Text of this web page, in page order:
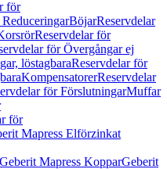
för
BöjarReservdelar
Reservdelar för
för Övergångar ej
löstagbaraReservdelar för
KompensatorerReservdelar
för FörslutningarMuffar
för
Mapress Elförzinkat
Geberit Mapress KopparGeberit